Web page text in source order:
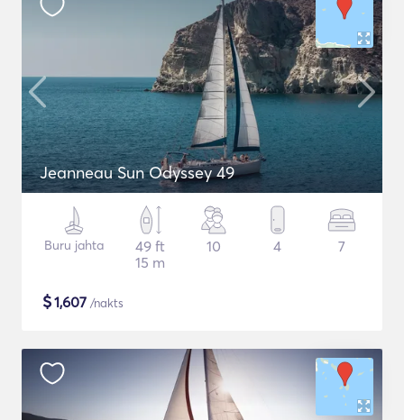
Jeanneau Sun Odyssey 49
Buru jahta
49 ft
15 m
10 4 7
$1,607 /nakts